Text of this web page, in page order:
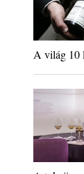
A világ 10